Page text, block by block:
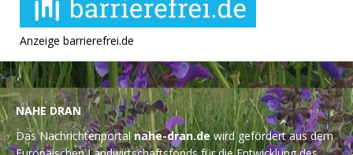
Anzeige barrierefrei.de
NAHE DRAN
Das Nachrichtenportalnahe-dran.dewird gefördert aus dem